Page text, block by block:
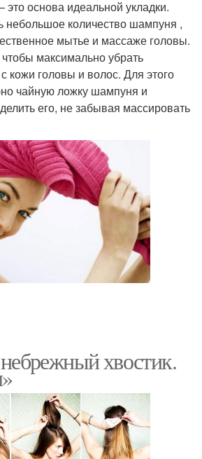
основа идеальной укладки.
небольшое количество шампуня ,
мытье и массаже головы.
максимально убрать
кожи головы и волос. Для этого
чайную ложку шампуня и
его, не забывая массировать
хвостик.